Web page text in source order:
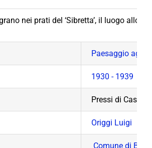
nei prati del ‘Sibretta’, il luogo
Paesaggio
1930 - 1939
Pressi di
Origgi Luigi
Comune di